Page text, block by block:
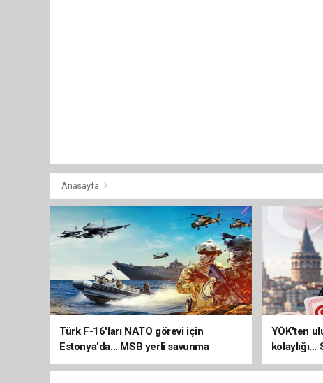
Anasayfa
Türk F-16'ları NATO görevi için
Estonya'da... MSB yerli savunma
sistemleriyle güçleniyor
YÖK'ten
kolaylığı...